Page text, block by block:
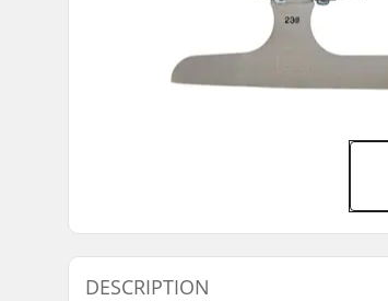
DESCRIPTION